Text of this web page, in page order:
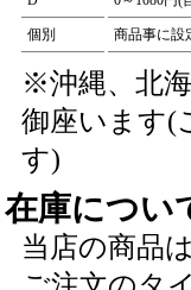
個別 商品事に設
※沖縄、北
御座います(
す)
在庫につい
当店の商品